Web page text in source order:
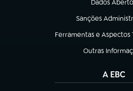
Dados
(abre em nova
Sanções
(abre em nova
Ferramentas e Aspectos
(abre em nova aba)
Outras
(abre em nova
A EBC